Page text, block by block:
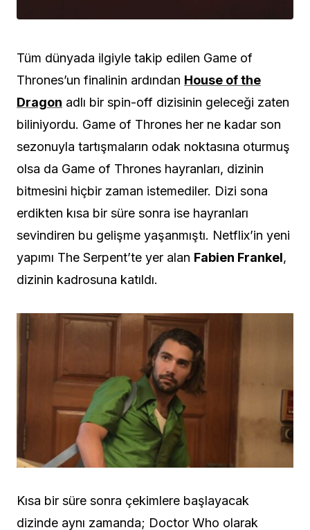
Tüm dünyada ilgiyle takip edilen Game of
Thrones’un finalinin ardından House of the
Dragon adlı bir spin-off dizisinin geleceği zaten
biliniyordu. Game of Thrones her ne kadar son
sezonuyla tartışmaların odak noktasına oturmuş
olsa da Game of Thrones hayranları, dizinin
bitmesini hiçbir zaman istemediler. Dizi sona
erdikten kısa bir süre sonra ise hayranları
sevindiren bu gelişme yaşanmıştı. Netflix’in yeni
yapımı The Serpent’te yer alan Fabien Frankel,
dizinin kadrosuna katıldı.
Kısa bir süre sonra çekimlere başlayacak
dizinde aynı zamanda; Doctor Who olarak